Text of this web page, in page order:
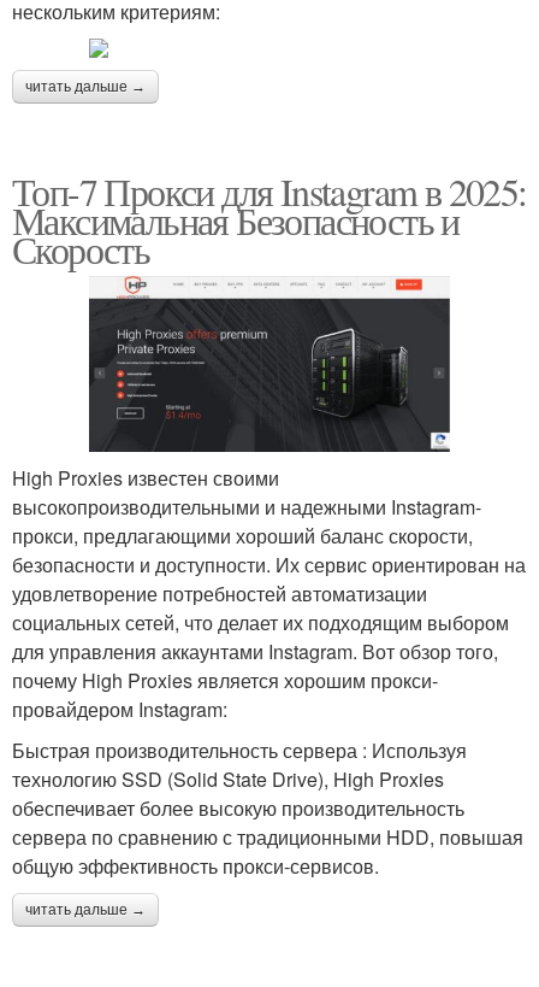
нескольким критериям:
читать дальше →
Топ-7 Прокси для Instagram в 2025:
Максимальная Безопасность и
Скорость
High Proxies известен своими
высокопроизводительными и надежными Instagram-
прокси, предлагающими хороший баланс скорости,
безопасности и доступности. Их сервис ориентирован на
удовлетворение потребностей автоматизации
социальных сетей, что делает их подходящим выбором
для управления аккаунтами Instagram. Вот обзор того,
почему High Proxies является хорошим прокси-
провайдером Instagram:
Быстрая производительность сервера : Используя
технологию SSD (Solid State Drive), High Proxies
обеспечивает более высокую производительность
сервера по сравнению с традиционными HDD, повышая
общую эффективность прокси-сервисов.
читать дальше →